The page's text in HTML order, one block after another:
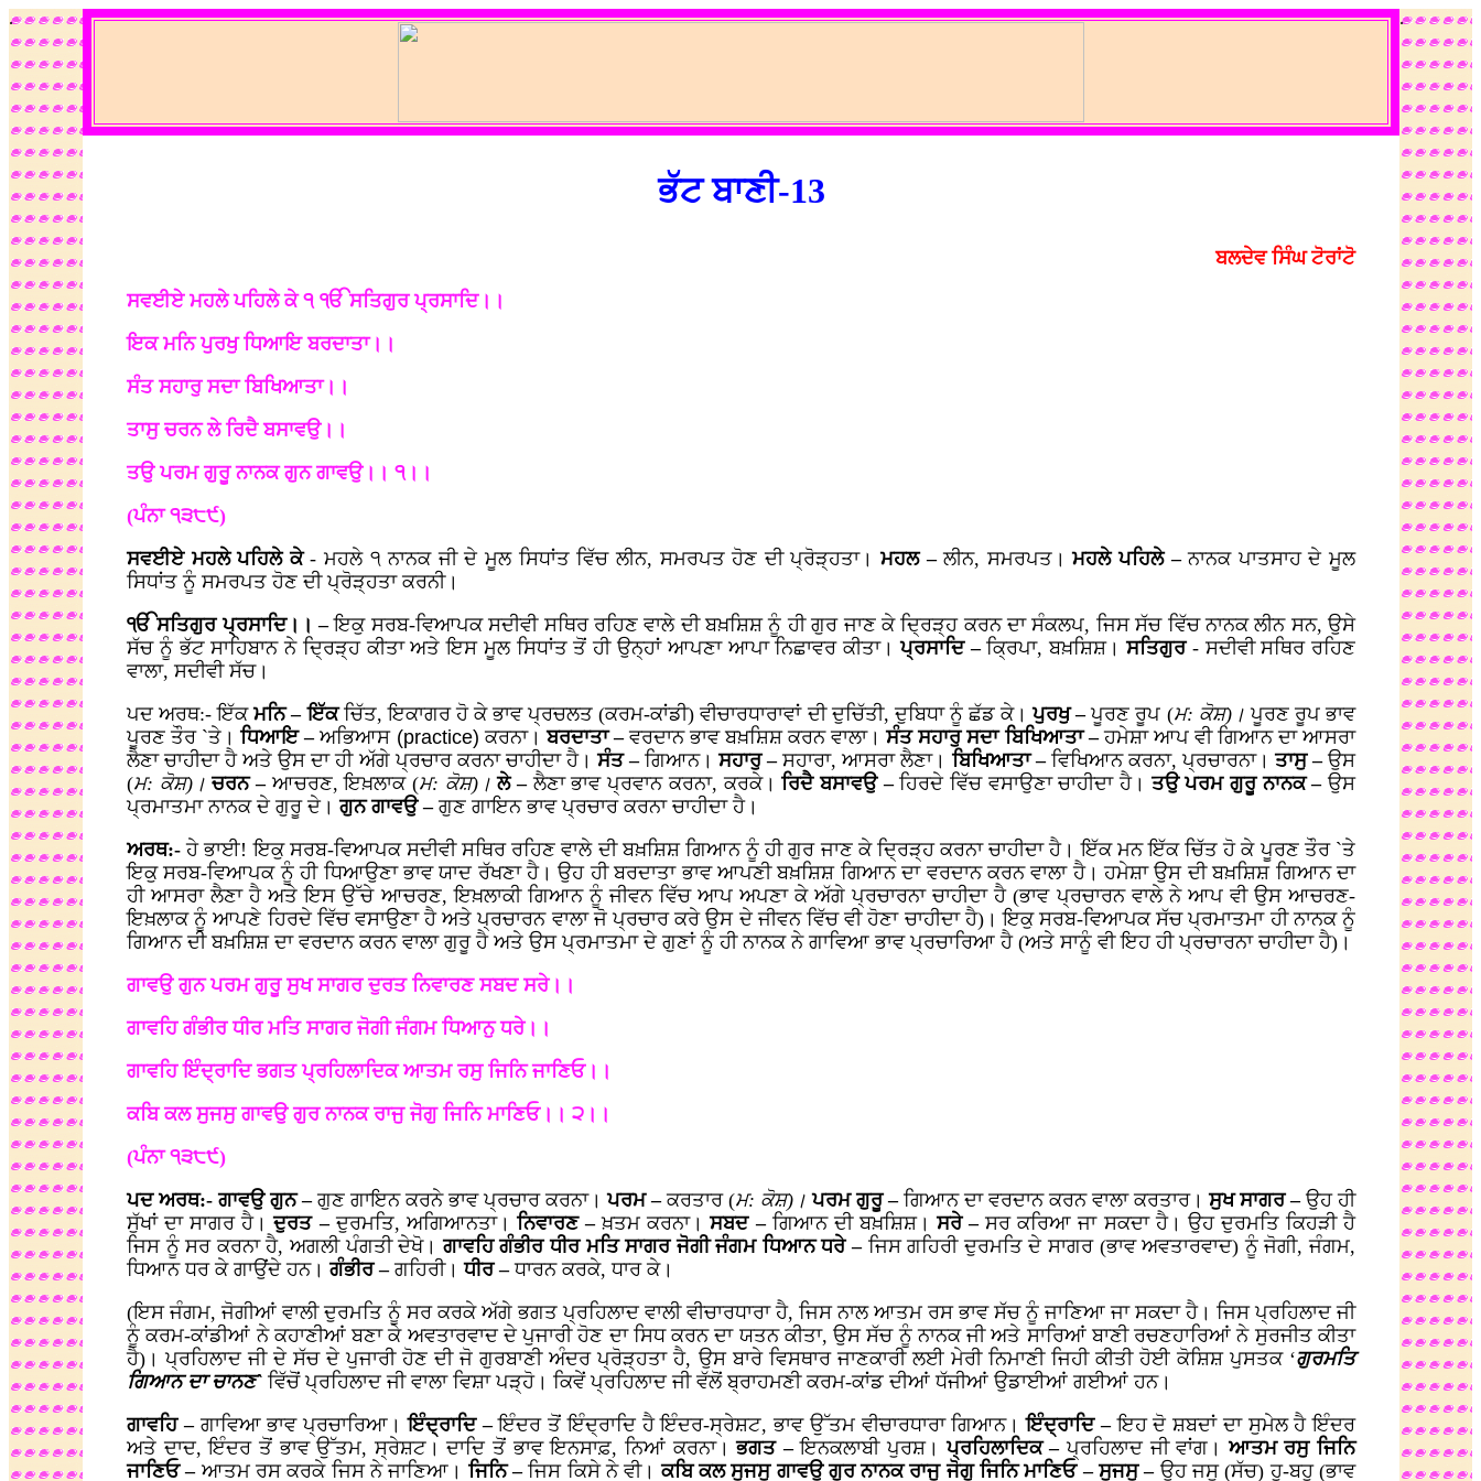
.
ਭੱਟ ਬਾਣੀ-13
ਬਲਦੇਵ ਸਿੰਘ ਟੋਰਾਂਟੋ
ਸਵਈਏ ਮਹਲੇ ਪਹਿਲੇ ਕੇ ੧ ੴ ਸਤਿਗੁਰ ਪ੍ਰਸਾਦਿ।।
ਇਕ ਮਨਿ ਪੁਰਖੁ ਧਿਆਇ ਬਰਦਾਤਾ।।
ਸੰਤ ਸਹਾਰੁ ਸਦਾ ਬਿਖਿਆਤਾ।।
ਤਾਸੁ ਚਰਨ ਲੇ ਰਿਦੈ ਬਸਾਵਉ।।
ਤਉ ਪਰਮ ਗੁਰੂ ਨਾਨਕ ਗੁਨ ਗਾਵਉ।। ੧।।
(ਪੰਨਾ ੧੩੮੯)
ਸਵਈਏ ਮਹਲੇ ਪਹਿਲੇ ਕੇ- ਮਹਲੇ ੧ ਨਾਨਕ ਜੀ ਦੇ ਮੂਲ ਸਿਧਾਂਤ ਵਿੱਚ ਲੀਨ, ਸਮਰਪਤ ਹੋਣ ਦੀ ਪ੍ਰੋੜ੍ਹਤਾ।ਮਹਲ –ਲੀਨ, ਸਮਰਪਤ।ਮਹਲੇ ਪਹਿਲੇ –ਨਾਨਕ ਪਾਤਸਾਹ ਦੇ ਮੂਲ
ਸਿਧਾਂਤ ਨੂੰ ਸਮਰਪਤ ਹੋਣ ਦੀ ਪ੍ਰੋੜ੍ਹਤਾ ਕਰਨੀ।
ੴ ਸਤਿਗੁਰ ਪ੍ਰਸਾਦਿ।। –ਇਕੁ ਸਰਬ-ਵਿਆਪਕ ਸਦੀਵੀ ਸਥਿਰ ਰਹਿਣ ਵਾਲੇ ਦੀ ਬਖ਼ਸ਼ਿਸ਼ ਨੂੰ ਹੀ ਗੁਰ ਜਾਣ ਕੇ ਦ੍ਰਿੜ੍ਹ ਕਰਨ ਦਾ ਸੰਕਲਪ, ਜਿਸ ਸੱਚ ਵਿੱਚ ਨਾਨਕ ਲੀਨ ਸਨ, ਉਸੇ
ਸੱਚ ਨੂੰ ਭੱਟ ਸਾਹਿਬਾਨ ਨੇ ਦ੍ਰਿੜ੍ਹ ਕੀਤਾ ਅਤੇ ਇਸ ਮੂਲ ਸਿਧਾਂਤ ਤੋਂ ਹੀ ਉਨ੍ਹਾਂ ਆਪਣਾ ਆਪਾ ਨਿਛਾਵਰ ਕੀਤਾ।ਪ੍ਰਸਾਦਿ –ਕ੍ਰਿਪਾ, ਬਖ਼ਸ਼ਿਸ਼।ਸਤਿਗੁਰ - ਸਦੀਵੀ ਸਥਿਰ ਰਹਿਣ
ਵਾਲਾ, ਸਦੀਵੀ ਸੱਚ।
ਪਦ ਅਰਥ:- ਇੱਕਮਨਿ – ਇੱਕਚਿੱਤ, ਇਕਾਗਰ ਹੋ ਕੇ ਭਾਵ ਪ੍ਰਚਲਤ (ਕਰਮ-ਕਾਂਡੀ) ਵੀਚਾਰਧਾਰਾਵਾਂ ਦੀ ਦੁਚਿੱਤੀ, ਦੁਬਿਧਾ ਨੂੰ ਛੱਡ ਕੇ।ਪੁਰਖੁ –ਪੂਰਣ ਰੂਪ (ਮ: ਕੋਸ਼)।ਪੂਰਣ ਰੂਪ ਭਾਵ
ਪੂਰਣ ਤੌਰ `ਤੇ।ਧਿਆਇ –ਅਭਿਆਸ (practice) ਕਰਨਾ।ਬਰਦਾਤਾ – ਵਰਦਾਨ ਭਾਵ ਬਖ਼ਸ਼ਿਸ਼ ਕਰਨ ਵਾਲਾ।ਸੰਤ ਸਹਾਰੁ ਸਦਾ ਬਿਖਿਆਤਾ –ਹਮੇਸ਼ਾ ਆਪ ਵੀ ਗਿਆਨ ਦਾ ਆਸਰਾ
ਲੈਣਾ ਚਾਹੀਦਾ ਹੈ ਅਤੇ ਉਸ ਦਾ ਹੀ ਅੱਗੇ ਪ੍ਰਚਾਰ ਕਰਨਾ ਚਾਹੀਦਾ ਹੈ।ਸੰਤ –ਗਿਆਨ।ਸਹਾਰੁ –ਸਹਾਰਾ, ਆਸਰਾ ਲੈਣਾ।ਬਿਖਿਆਤਾ – ਵਿਖਿਆਨ ਕਰਨਾ, ਪ੍ਰਚਾਰਨਾ।ਤਾਸੁ –ਉਸ
(ਮ: ਕੋਸ਼)।ਚਰਨ – ਆਚਰਣ, ਇਖ਼ਲਾਕ (ਮ: ਕੋਸ਼)।ਲੇ –ਲੈਣਾ ਭਾਵ ਪ੍ਰਵਾਨ ਕਰਨਾ, ਕਰਕੇ।ਰਿਦੈ ਬਸਾਵਉ –ਹਿਰਦੇ ਵਿੱਚ ਵਸਾਉਣਾ ਚਾਹੀਦਾ ਹੈ।ਤਉ ਪਰਮ ਗੁਰੂ ਨਾਨਕ –ਉਸ
ਪ੍ਰਮਾਤਮਾ ਨਾਨਕ ਦੇ ਗੁਰੂ ਦੇ।ਗੁਨ ਗਾਵਉ – ਗੁਣ ਗਾਇਨ ਭਾਵ ਪ੍ਰਚਾਰ ਕਰਨਾ ਚਾਹੀਦਾ ਹੈ।
ਅਰਥ:-ਹੇ ਭਾਈ! ਇਕੁ ਸਰਬ-ਵਿਆਪਕ ਸਦੀਵੀ ਸਥਿਰ ਰਹਿਣ ਵਾਲੇ ਦੀ ਬਖ਼ਸ਼ਿਸ਼ ਗਿਆਨ ਨੂੰ ਹੀ ਗੁਰ ਜਾਣ ਕੇ ਦ੍ਰਿੜ੍ਹ ਕਰਨਾ ਚਾਹੀਦਾ ਹੈ। ਇੱਕ ਮਨ ਇੱਕ ਚਿੱਤ ਹੋ ਕੇ ਪੂਰਣ ਤੌਰ `ਤੇ
ਇਕੁ ਸਰਬ-ਵਿਆਪਕ ਨੂੰ ਹੀ ਧਿਆਉਣਾ ਭਾਵ ਯਾਦ ਰੱਖਣਾ ਹੈ। ਉਹ ਹੀ ਬਰਦਾਤਾ ਭਾਵ ਆਪਣੀ ਬਖ਼ਸ਼ਿਸ਼ ਗਿਆਨ ਦਾ ਵਰਦਾਨ ਕਰਨ ਵਾਲਾ ਹੈ। ਹਮੇਸ਼ਾ ਉਸ ਦੀ ਬਖ਼ਸ਼ਿਸ਼ ਗਿਆਨ ਦਾ
ਹੀ ਆਸਰਾ ਲੈਣਾ ਹੈ ਅਤੇ ਇਸ ਉੱਚੇ ਆਚਰਣ, ਇਖ਼ਲਾਕੀ ਗਿਆਨ ਨੂੰ ਜੀਵਨ ਵਿੱਚ ਆਪ ਅਪਣਾ ਕੇ ਅੱਗੇ ਪ੍ਰਚਾਰਨਾ ਚਾਹੀਦਾ ਹੈ (ਭਾਵ ਪ੍ਰਚਾਰਨ ਵਾਲੇ ਨੇ ਆਪ ਵੀ ਉਸ ਆਚਰਣ-
ਇਖ਼ਲਾਕ ਨੂੰ ਆਪਣੇ ਹਿਰਦੇ ਵਿੱਚ ਵਸਾਉਣਾ ਹੈ ਅਤੇ ਪ੍ਰਚਾਰਨ ਵਾਲਾ ਜੋ ਪ੍ਰਚਾਰ ਕਰੇ ਉਸ ਦੇ ਜੀਵਨ ਵਿੱਚ ਵੀ ਹੋਣਾ ਚਾਹੀਦਾ ਹੈ)। ਇਕੁ ਸਰਬ-ਵਿਆਪਕ ਸੱਚ ਪ੍ਰਮਾਤਮਾ ਹੀ ਨਾਨਕ ਨੂੰ
ਗਿਆਨ ਦੀ ਬਖ਼ਸ਼ਿਸ਼ ਦਾ ਵਰਦਾਨ ਕਰਨ ਵਾਲਾ ਗੁਰੂ ਹੈ ਅਤੇ ਉਸ ਪ੍ਰਮਾਤਮਾ ਦੇ ਗੁਣਾਂ ਨੂੰ ਹੀ ਨਾਨਕ ਨੇ ਗਾਵਿਆ ਭਾਵ ਪ੍ਰਚਾਰਿਆ ਹੈ (ਅਤੇ ਸਾਨੂੰ ਵੀ ਇਹ ਹੀ ਪ੍ਰਚਾਰਨਾ ਚਾਹੀਦਾ ਹੈ)।
ਗਾਵਉ ਗੁਨ ਪਰਮ ਗੁਰੂ ਸੁਖ ਸਾਗਰ ਦੁਰਤ ਨਿਵਾਰਣ ਸਬਦ ਸਰੇ।।
ਗਾਵਹਿ ਗੰਭੀਰ ਧੀਰ ਮਤਿ ਸਾਗਰ ਜੋਗੀ ਜੰਗਮ ਧਿਆਨੁ ਧਰੇ।।
ਗਾਵਹਿ ਇੰਦ੍ਰਾਦਿ ਭਗਤ ਪ੍ਰਹਿਲਾਦਿਕ ਆਤਮ ਰਸੁ ਜਿਨਿ ਜਾਣਿਓ।।
ਕਬਿ ਕਲ ਸੁਜਸੁ ਗਾਵਉ ਗੁਰ ਨਾਨਕ ਰਾਜੁ ਜੋਗੁ ਜਿਨਿ ਮਾਣਿਓ।। ੨।।
(ਪੰਨਾ ੧੩੮੯)
ਪਦ ਅਰਥ:- ਗਾਵਉ ਗੁਨ – ਗੁਣ ਗਾਇਨ ਕਰਨੇ ਭਾਵ ਪ੍ਰਚਾਰ ਕਰਨਾ।ਪਰਮ – ਕਰਤਾਰ (ਮ: ਕੋਸ਼)।ਪਰਮ ਗੁਰੂ – ਗਿਆਨ ਦਾ ਵਰਦਾਨ ਕਰਨ ਵਾਲਾ ਕਰਤਾਰ।ਸੁਖ ਸਾਗਰ – ਉਹ ਹੀ
ਸੁੱਖਾਂ ਦਾ ਸਾਗਰ ਹੈ।ਦੁਰਤ – ਦੁਰਮਤਿ, ਅਗਿਆਨਤਾ।ਨਿਵਾਰਣ –ਖ਼ਤਮ ਕਰਨਾ।ਸਬਦ – ਗਿਆਨ ਦੀ ਬਖ਼ਸ਼ਿਸ਼।ਸਰੇ –ਸਰ ਕਰਿਆ ਜਾ ਸਕਦਾ ਹੈ। ਉਹ ਦੁਰਮਤਿ ਕਿਹੜੀ ਹੈ
ਜਿਸ ਨੂੰ ਸਰ ਕਰਨਾ ਹੈ, ਅਗਲੀ ਪੰਗਤੀ ਦੇਖੋ।ਗਾਵਹਿ ਗੰਭੀਰ ਧੀਰ ਮਤਿ ਸਾਗਰ ਜੋਗੀ ਜੰਗਮ ਧਿਆਨ ਧਰੇ – ਜਿਸ ਗਹਿਰੀ ਦੁਰਮਤਿ ਦੇ ਸਾਗਰ (ਭਾਵ ਅਵਤਾਰਵਾਦ) ਨੂੰ ਜੋਗੀ, ਜੰਗਮ,
ਧਿਆਨ ਧਰ ਕੇ ਗਾਉਂਦੇ ਹਨ।ਗੰਭੀਰ – ਗਹਿਰੀ।ਧੀਰ –ਧਾਰਨ ਕਰਕੇ, ਧਾਰ ਕੇ।
(ਇਸ ਜੰਗਮ, ਜੋਗੀਆਂ ਵਾਲੀ ਦੁਰਮਤਿ ਨੂੰ ਸਰ ਕਰਕੇ ਅੱਗੇ ਭਗਤ ਪ੍ਰਹਿਲਾਦ ਵਾਲੀ ਵੀਚਾਰਧਾਰਾ ਹੈ, ਜਿਸ ਨਾਲ ਆਤਮ ਰਸ ਭਾਵ ਸੱਚ ਨੂੰ ਜਾਣਿਆ ਜਾ ਸਕਦਾ ਹੈ। ਜਿਸ ਪ੍ਰਹਿਲਾਦ ਜੀ
ਨੂੰ ਕਰਮ-ਕਾਂਡੀਆਂ ਨੇ ਕਹਾਣੀਆਂ ਬਣਾ ਕੇ ਅਵਤਾਰਵਾਦ ਦੇ ਪੁਜਾਰੀ ਹੋਣ ਦਾ ਸਿਧ ਕਰਨ ਦਾ ਯਤਨ ਕੀਤਾ, ਉਸ ਸੱਚ ਨੂੰ ਨਾਨਕ ਜੀ ਅਤੇ ਸਾਰਿਆਂ ਬਾਣੀ ਰਚਣਹਾਰਿਆਂ ਨੇ ਸੁਰਜੀਤ ਕੀਤਾ
ਹੈ)। ਪ੍ਰਹਿਲਾਦ ਜੀ ਦੇ ਸੱਚ ਦੇ ਪੁਜਾਰੀ ਹੋਣ ਦੀ ਜੋ ਗੁਰਬਾਣੀ ਅੰਦਰ ਪ੍ਰੋੜ੍ਹਤਾ ਹੈ, ਉਸ ਬਾਰੇ ਵਿਸਥਾਰ ਜਾਣਕਾਰੀ ਲਈ ਮੇਰੀ ਨਿਮਾਣੀ ਜਿਹੀ ਕੀਤੀ ਹੋਈ ਕੋਸ਼ਿਸ਼ ਪੁਸਤਕ ‘ਗੁਰਮਤਿ
ਗਿਆਨ ਦਾ ਚਾਨਣ` ਵਿੱਚੋਂ ਪ੍ਰਹਿਲਾਦ ਜੀ ਵਾਲਾ ਵਿਸ਼ਾ ਪੜ੍ਹੋ। ਕਿਵੇਂ ਪ੍ਰਹਿਲਾਦ ਜੀ ਵੱਲੋਂ ਬ੍ਰਾਹਮਣੀ ਕਰਮ-ਕਾਂਡ ਦੀਆਂ ਧੱਜੀਆਂ ਉਡਾਈਆਂ ਗਈਆਂ ਹਨ।
ਗਾਵਹਿ – ਗਾਵਿਆ ਭਾਵ ਪ੍ਰਚਾਰਿਆ।ਇੰਦ੍ਰਾਦਿ –ਇੰਦਰ ਤੋਂ ਇੰਦ੍ਰਾਦਿ ਹੈ ਇੰਦਰ-ਸ੍ਰੇਸ਼ਟ, ਭਾਵ ਉੱਤਮ ਵੀਚਾਰਧਾਰਾ ਗਿਆਨ।ਇੰਦ੍ਰਾਦਿ –ਇਹ ਦੋ ਸ਼ਬਦਾਂ ਦਾ ਸੁਮੇਲ ਹੈ ਇੰਦਰ
ਅਤੇ ਦਾਦ, ਇੰਦਰ ਤੋਂ ਭਾਵ ਉੱਤਮ, ਸ੍ਰੇਸ਼ਟ। ਦਾਦਿ ਤੋਂ ਭਾਵ ਇਨਸਾਫ਼, ਨਿਆਂ ਕਰਨਾ।ਭਗਤ –ਇਨਕਲਾਬੀ ਪੁਰਸ਼।ਪ੍ਰਹਿਲਾਦਿਕ –ਪ੍ਰਹਿਲਾਦ ਜੀ ਵਾਂਗ।ਆਤਮ ਰਸੁ ਜਿਨਿ
ਜਾਣਿਓ – ਆਤਮ ਰਸ ਕਰਕੇ ਜਿਸ ਨੇ ਜਾਣਿਆ।ਜਿਨਿ –ਜਿਸ ਕਿਸੇ ਨੇ ਵੀ।ਕਬਿ ਕਲ ਸੁਜਸੁ ਗਾਵਉ ਗੁਰ ਨਾਨਕ ਰਾਜੁ ਜੋਗੁ ਜਿਨਿ ਮਾਣਿਓ – ਸੁਜਸੁ – ਉਹ ਜਸੁ (ਸੱਚ) ਹੂ-ਬਹੂ (ਭਾਵ
.